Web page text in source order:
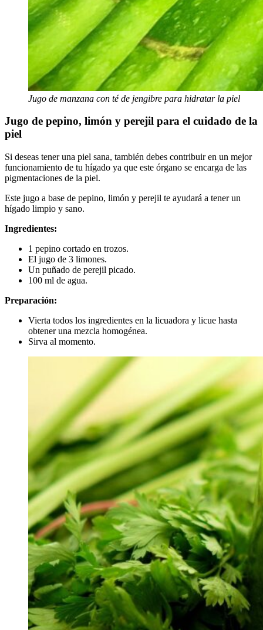
Jugo de manzana con té de jengibre para hidratar la piel
Jugo de pepino, limón y perejil para el cuidado de la
piel
Si deseas tener una piel sana, también debes contribuir en un mejor
funcionamiento de tu hígado ya que este órgano se encarga de las
pigmentaciones de la piel.
Este jugo a base de pepino, limón y perejil te ayudará a tener un
hígado limpio y sano.
Ingredientes:
1 pepino cortado en trozos.
El jugo de 3 limones.
Un puñado de perejil picado.
100 ml de agua.
Preparación:
Vierta todos los ingredientes en la licuadora y licue hasta
obtener una mezcla homogénea.
Sirva al momento.